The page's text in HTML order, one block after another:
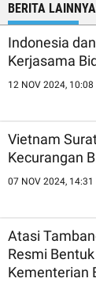
BERITA LAINNYA
Indonesia
Kerjasama
12 NOV 2024, 10:08
Vietnam
Kecurangan
07 NOV 2024, 14:31
Atasi
Resmi
Kementerian